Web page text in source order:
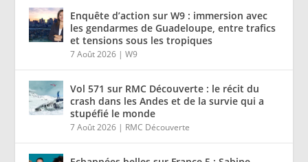
Enquête d’action sur W9 : immersion avec
les gendarmes de Guadeloupe, entre trafics
et tensions sous les tropiques
7 Août 2026 |W9
Vol 571 sur RMC Découverte : le récit du
crash dans les Andes et de la survie qui a
stupéfié le monde
7 Août 2026 | RMC Découverte